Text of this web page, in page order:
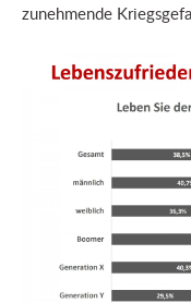
zunehmende